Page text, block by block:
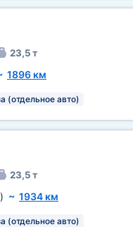
23,5 т
1896 км
(отдельное авто)
23,5 т
~ 1934 км
(отдельное авто)